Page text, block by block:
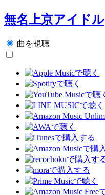
無名上京アイドル
曲を視聴